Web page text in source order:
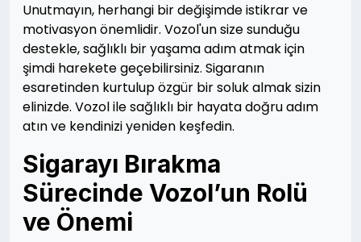
Unutmayın, herhangi bir değişimde istikrar ve
motivasyon önemlidir. Vozol'un size sunduğu
destekle, sağlıklı bir yaşama adım atmak için
şimdi harekete geçebilirsiniz. Sigaranın
esaretinden kurtulup özgür bir soluk almak sizin
elinizde. Vozol ile sağlıklı bir hayata doğru adım
atın ve kendinizi yeniden keşfedin.
Sigarayı Bırakma
Sürecinde Vozol’un Rolü
ve Önemi